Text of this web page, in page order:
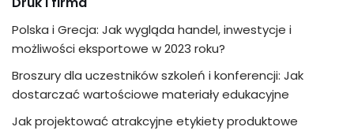
Polska i Grecja: Jak wygląda handel, inwestycje i
możliwości eksportowe w 2023 roku?
Broszury dla uczestników szkoleń i konferencji: Jak
dostarczać wartościowe materiały edukacyjne
Jak projektować atrakcyjne etykiety produktowe